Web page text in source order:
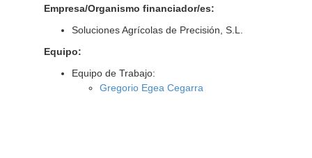
Empresa/Organismo financiador/es:
Soluciones Agrícolas de Precisión, S.L.
Equipo:
Equipo de Trabajo:
Gregorio Egea Cegarra